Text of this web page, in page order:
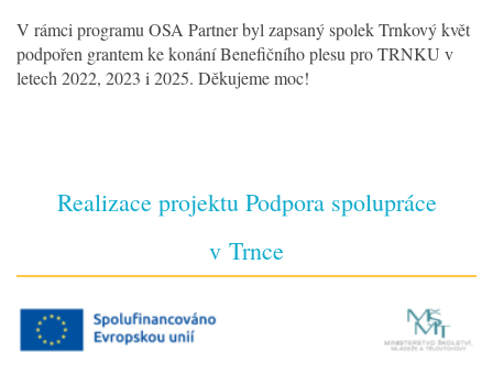
V rámci programu OSA Partner byl zapsaný spolek Trnkový květ
podpořen grantem ke konání Benefičního plesu pro TRNKU v
letech 2022, 2023 i 2025. Děkujeme moc!
Realizace projektu Podpora spolupráce
v Trnce